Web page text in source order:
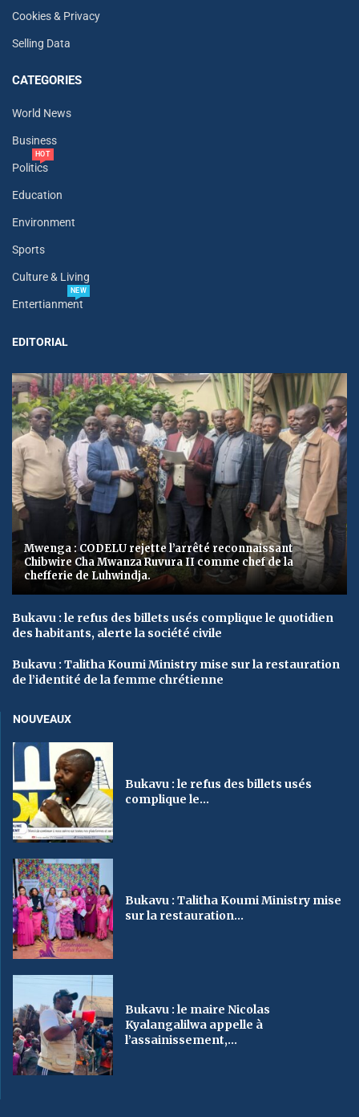
Cookies & Privacy
Selling Data
CATEGORIES
World News
Business
Politics
HOT
Education
Environment
Sports
Culture & Living
Entertianment
NEW
EDITORIAL
Mwenga : CODELU rejette l’arrêté reconnaissant
Chibwire Cha Mwanza Ruvura II comme chef de la
chefferie de Luhwindja.
Bukavu : le refus des billets usés complique le quotidien
des habitants, alerte la société civile
Bukavu : Talitha Koumi Ministry mise sur la restauration
de l’identité de la femme chrétienne
NOUVEAUX
Bukavu : le refus des billets usés
complique le...
Bukavu : Talitha Koumi Ministry mise
sur la restauration...
Bukavu : le maire Nicolas
Kyalangalilwa appelle à
l’assainissement,...